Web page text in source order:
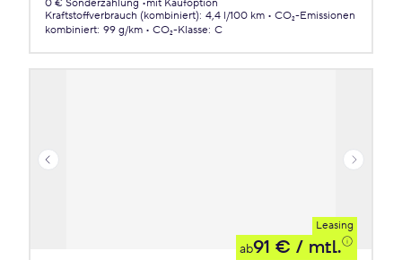
0 € Sonderzahlung
mit Kaufoption
Kraftstoffverbrauch (kombiniert): 4,4 l/100 km
CO₂-Emissionen
kombiniert: 99 g/km CO₂-Klasse: C
Leasing
ab91 € / mtl.